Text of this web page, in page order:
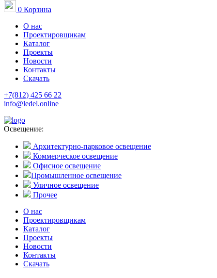
0 Корзина
О нас
Проектировщикам
Каталог
Проекты
Новости
Контакты
Скачать
+7(812) 425 66 22
info@ledel.online
Освещение:
Архитектурно-парковое освещение
Коммерческое освещение
Офисное освещение
Промышленное освещение
Уличное освещение
Прочее
О нас
Проектировщикам
Каталог
Проекты
Новости
Контакты
Скачать